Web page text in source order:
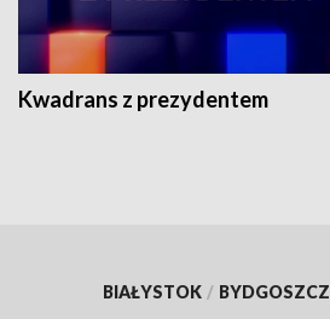
Kwadrans z prezydentem
BIAŁYSTOK / BYDGOSZCZ